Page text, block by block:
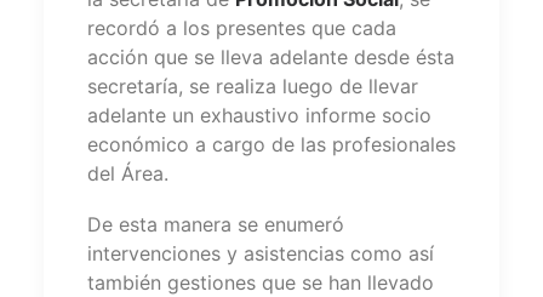
recordó a los presentes que cada
acción que se lleva adelante desde ésta
secretaría, se realiza luego de llevar
adelante un exhaustivo informe socio
económico a cargo de las profesionales
del Área.
De esta manera se enumeró
intervenciones y asistencias como así
también gestiones que se han llevado